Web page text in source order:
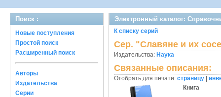
Поиск :
Новые поступления
Простой поиск
Расширенный поиск
Авторы
Издательства
Серии
Электронный каталог:
К списку серий
Сер. "Славяне и их
Издательства: Наука
Связанные описания:
Отобрать для печати: страницу
Книга